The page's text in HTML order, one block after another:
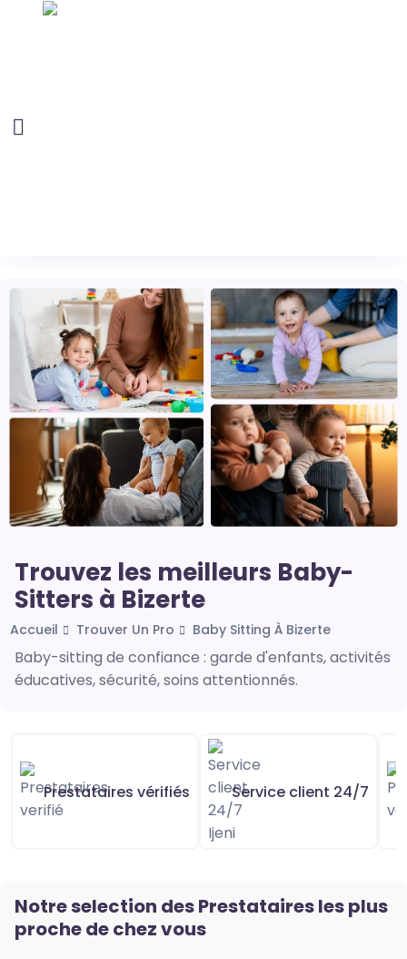
Trouvez les meilleurs Baby-
Sitters à Bizerte
Accueil Trouver Un Pro Baby Sitting À Bizerte
Baby-sitting de confiance : garde d'enfants, activités
éducatives, sécurité, soins attentionnés.
Prestataires vérifiés Service client 24/7
Notre selection des Prestataires les plus
proche de chez vous